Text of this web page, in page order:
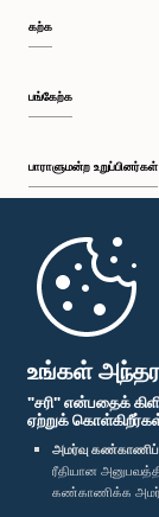
உங்கள்
"சரி" என்பதைக்
ஏற்றுக்
அமர்வு
ரீதியான
கண்காணிக்க
கற்க
பங்கேற்க
பாராளுமன்ற உறுப்பினர்கள்
முதற்பக்கம்
பாராளுமன்ற கையடக்க
எம்மை பின்தொடர்க :